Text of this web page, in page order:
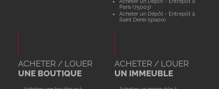
Paris (75003)
Acheter un Dépôt - Entrepôt à
Saint Denis (97400)
ACHETER / LOUER
UNE BOUTIQUE
ACHETER / LOUER
UN IMMEUBLE